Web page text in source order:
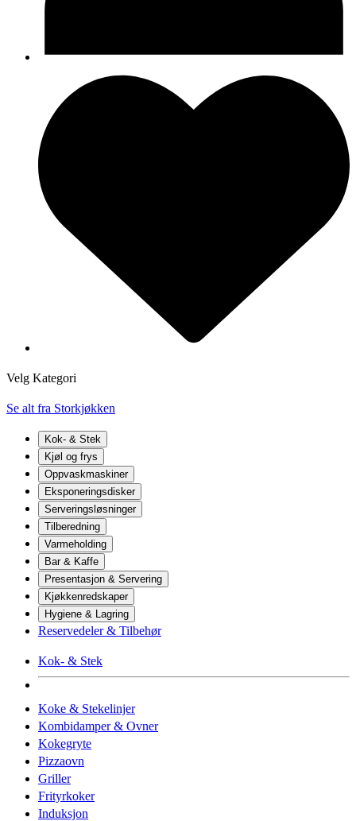
Velg Kategori
Se alt fra Storkjøkken
Kok- & Stek
Kjøl og frys
Oppvaskmaskiner
Eksponeringsdisker
Serveringsløsninger
Tilberedning
Varmeholding
Bar & Kaffe
Presentasjon & Servering
Kjøkkenredskaper
Hygiene & Lagring
Reservedeler & Tilbehør
Kok- & Stek
Koke & Stekelinjer
Kombidamper & Ovner
Kokegryte
Pizzaovn
Griller
Frityrkoker
Induksjon